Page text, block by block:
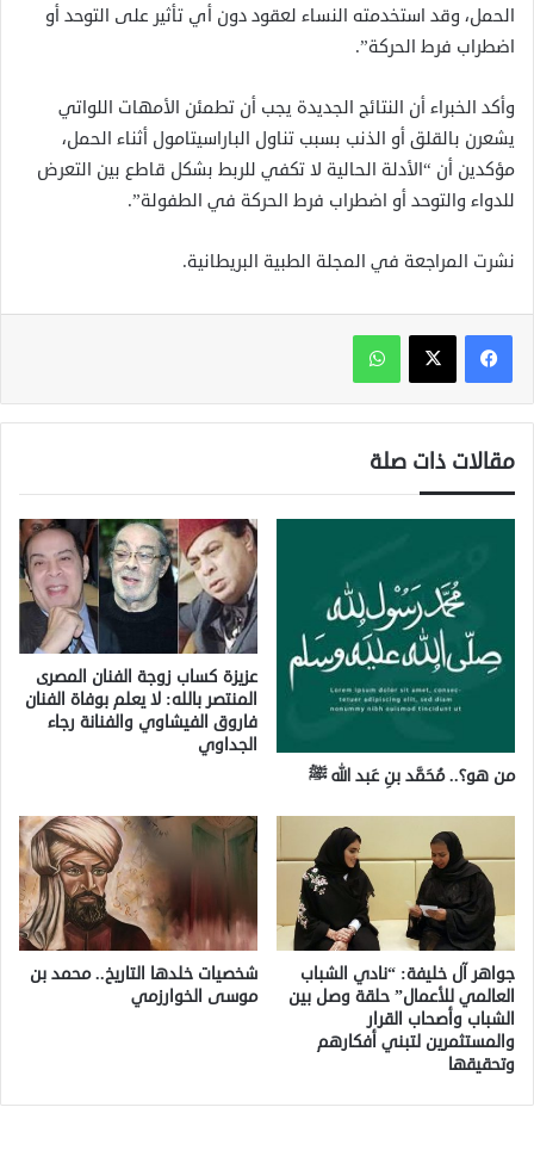
الحمل، وقد استخدمته النساء لعقود دون أي تأثير على التوحد أو
اضطراب فرط الحركة”.
وأكد الخبراء أن النتائج الجديدة يجب أن تطمئن الأمهات اللواتي
يشعرن بالقلق أو الذنب بسبب تناول الباراسيتامول أثناء الحمل،
مؤكدين أن “الأدلة الحالية لا تكفي للربط بشكل قاطع بين التعرض
للدواء والتوحد أو اضطراب فرط الحركة في الطفولة”.
نشرت المراجعة في المجلة الطبية البريطانية.
واتساب
مقالات ذات صلة
من هو؟.. مُحَمَّد بنِ عَبد الله ﷺ
عزيزة كساب زوجة الفنان المصرى
المنتصر بالله: لا يعلم بوفاة الفنان
فاروق الفيشاوي والفنانة رجاء
الجداوي
جواهر آل خليفة: “نادي الشباب
العالمي للأعمال” حلقة وصل بين
الشباب وأصحاب القرار
والمستثمرين لتبني أفكارهم
وتحقيقها
شخصيات خلدها التاريخ.. محمد بن
موسى الخوارزمي